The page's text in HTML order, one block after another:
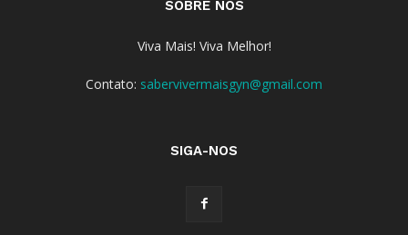
SOBRE NÓS
Viva Mais! Viva Melhor!
Contato: sabervivermaisgyn@gmail.com
SIGA-NOS